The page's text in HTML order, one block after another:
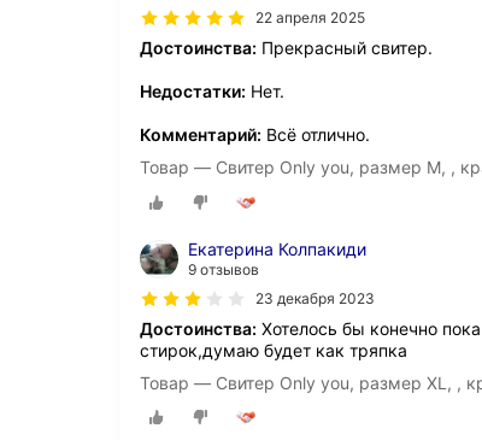
22 апреля 2025
Достоинства: Прекрасный свитер.
Недостатки: Нет.
Комментарий: Всё отлично.
Товар — Свитер Only you, размер M, ,
Екатерина Колпакиди
9 отзывов
23 декабря 2023
Достоинства: Хотелось бы конечно
стирок,думаю будет как тряпка
Товар — Свитер Only you, размер XL, ,